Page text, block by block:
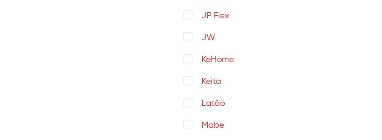
JP Flex
JW
KeHome
Keita
Latão
Mabe